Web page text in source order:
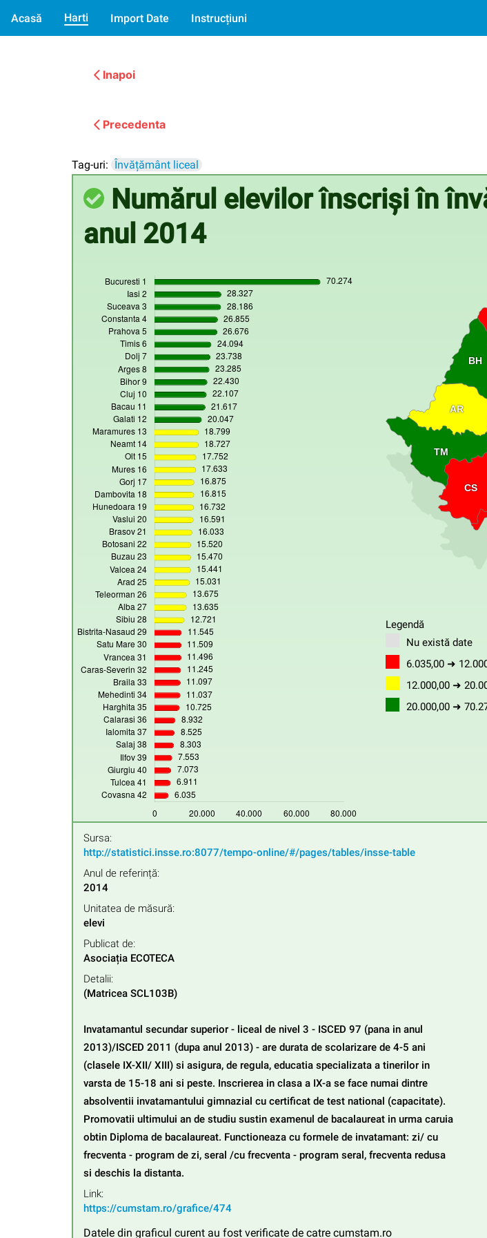
Acasă Harti Import Date Instrucțiuni
Inapoi
Precedenta
Tag-uri: Învățământ liceal
Numărul elevilor înscriși în
anul 2014
AR
BH
CS
TM
Legendă
Nu există date
6.035,00 ➜
12.000,00 ➜
20.000,00 ➜
Sursa:
http://statistici.insse.ro:8077/tempo-online/#/pages/tables/insse-table
Anul de referință:
2014
Unitatea de măsură:
elevi
Publicat de:
Asociația ECOTECA
Detalii:
(Matricea SCL103B)
Invatamantul secundar superior - liceal de nivel 3 - ISCED 97 (pana in anul
2013)/ISCED 2011 (dupa anul 2013) - are durata de scolarizare de 4-5 ani
(clasele IX-XII/ XIII) si asigura, de regula, educatia specializata a tinerilor in
varsta de 15-18 ani si peste. Inscrierea in clasa a IX-a se face numai dintre
absolventii invatamantului gimnazial cu certificat de test national (capacitate).
Promovatii ultimului an de studiu sustin examenul de bacalaureat in urma caruia
obtin Diploma de bacalaureat. Functioneaza cu formele de invatamant: zi/ cu
frecventa - program de zi, seral /cu frecventa - program seral, frecventa redusa
si deschis la distanta.
Link:
https://cumstam.ro/grafice/474
Datele din graficul curent au fost verificate de catre cumstam.ro